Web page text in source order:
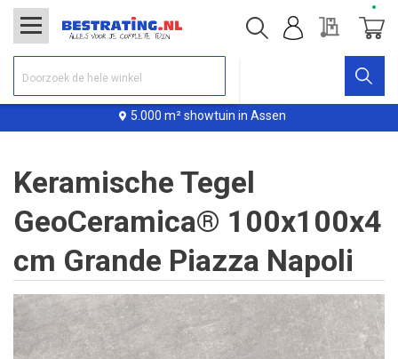
5.000 m² showtuin in Assen
Offerte
Keramische Tegel
GeoCeramica® 100x100x4
cm Grande Piazza Napoli
Ga
naar
het
einde
van